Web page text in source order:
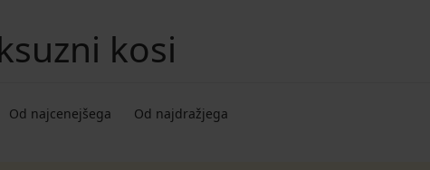
kosi
Od najcenejšega Od najdražjega